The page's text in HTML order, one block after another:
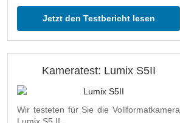
Jetzt den Testbericht lesen
Kameratest: Lumix S5II
Wir testeten für Sie die Vollformatkamera